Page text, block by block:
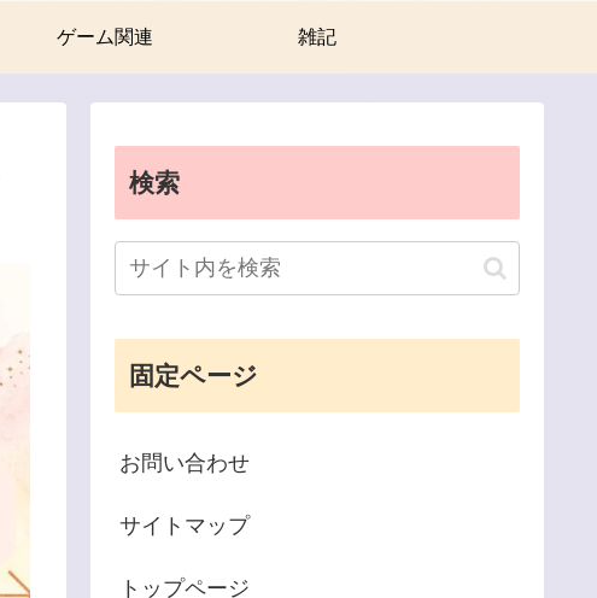
ゲーム関連 雑記
検索
固定ページ
お問い合わせ
サイトマップ
トップページ